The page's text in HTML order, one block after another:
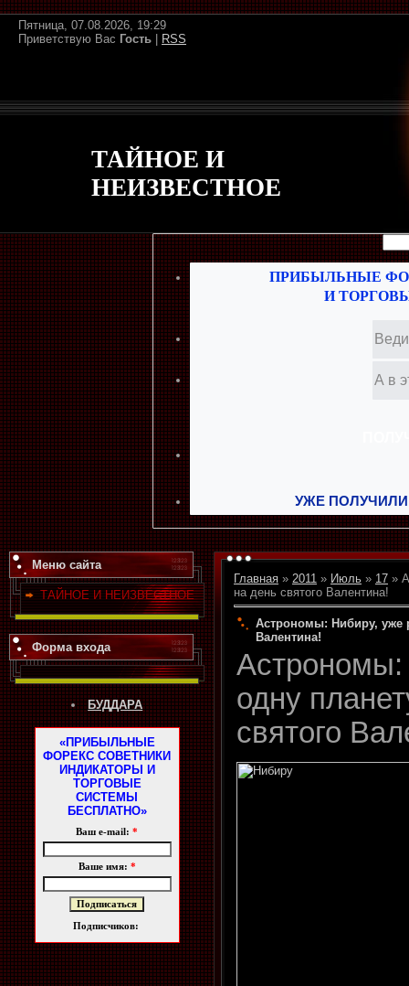
Пятница, 07.08.2026, 19:29
Приветствую Вас Гость RSS
ТАЙНОЕ И
НЕИЗВЕСТНОЕ
ПРИБЫЛЬНЫЕ
И
УЖЕ
Меню сайта
ТАЙНОЕ И НЕИЗВЕСТНОЕ
Форма входа
БУДДАРА
«ПРИБЫЛЬНЫЕ
ФОРЕКС СОВЕТНИКИ
ИНДИКАТОРЫ И
ТОРГОВЫЕ
СИСТЕМЫ
БЕСПЛАТНО»
Ваш e-mail: *
Ваше имя: *
Подписчиков:
Главная » 2011 » Июль » 17 »
на день святого Валентина!
Астрономы: Нибиру, уже
Валентина!
Астрономы:
одну
святого